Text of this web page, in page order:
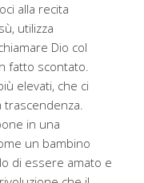
alla recita
utilizza
Dio col
fatto scontato.
elevati, che ci
in una
un bambino
di essere amato e